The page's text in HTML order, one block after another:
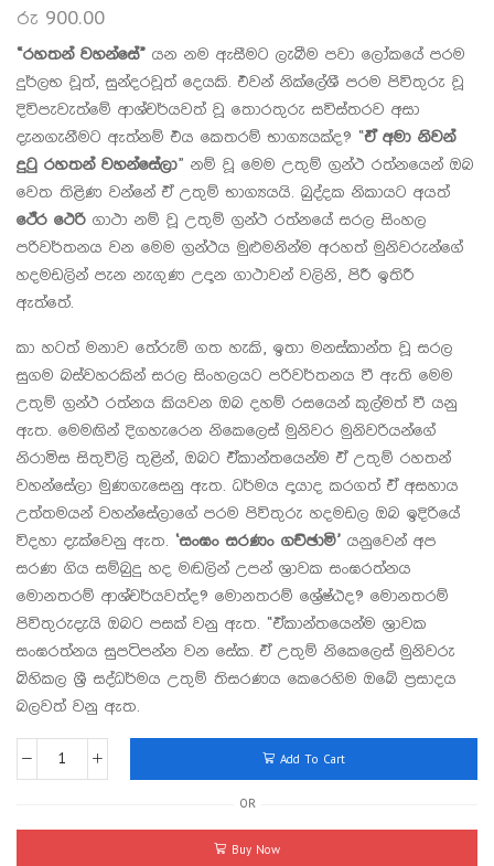
රු 900.00
“රහතන් වහන්සේ” යන නම ඇසීමට ලැබීම පවා ලෝකයේ පරම
දුර්ලභ වූත්, සුන්දරවූත් දෙයකි. එවන් නික්ලේශී පරම පිවිතුරු වූ
දිවිපැවැත්මේ ආශ්චර්යවත් වූ තොරතුරු සවිස්තරව අසා
දැනගැනීමට ඇත්නම් එය කෙතරම් භාග්‍යයක්ද? “ඒ අමා නිවන්
දුටු රහතන් වහන්සේලා” නම් වූ මෙම උතුම් ග්‍රන්ථ රත්නයෙන් ඔබ
වෙත තිළිණ වන්නේ ඒ උතුම් භාග්‍යයයි. ඛුද්දක නිකායට අයත්
ථේර ථෙරි ගාථා නම් වූ උතුම් ග්‍රන්ථ රත්නයේ සරල සිංහල
පරිවර්තනය වන මෙම ග්‍රන්ථය මුළුමනින්ම අරහත් මුනිවරුන්ගේ
හදමඩලින් පැන නැගුණ උදාන ගාථාවන් වලිනි, පිරී ඉතිරී
ඇත්තේ.
කා හටත් මනාව තේරුම් ගත හැකි, ඉතා මනස්කාන්ත වූ සරල
සුගම බස්වහරකින් සරල සිංහලයට පරිවර්තනය වී ඇති මෙම
උතුම් ග්‍රන්ථ රත්නය කියවන ඔබ දහම් රසයෙන් කුල්මත් වී යනු
ඇත. මෙමඟින් දිගහැරෙන නිකෙලෙස් මුනිවර මුනිවරියන්ගේ
නිරාමිස සිතුවිලි තුළින්, ඔබට ඒකාන්තයෙන්ම ඒ උතුම් රහතන්
වහන්සේලා මුණගැසෙනු ඇත. ධර්මය දායාද කරගත් ඒ අසහාය
උත්තමයන් වහන්සේලාගේ පරම පිවිතුරු හදමඩල ඔබ ඉදිරියේ
විදහා දැක්වෙනු ඇත. ‘සංඝං සරණං ගච්ඡාමි’ යනුවෙන් අප
සරණ ගිය සම්බුදු හද මඬලින් උපන් ශ්‍රාවක සංඝරත්නය
මොනතරම් ආශ්චර්යවත්ද? මොනතරම් ශ්‍රේෂ්ඨද? මොනතරම්
පිවිතුරුදැයි ඔබට පසක් වනු ඇත. “ඒකාන්තයෙන්ම ශ්‍රාවක
සංඝරත්නය සුපටිපන්න වන සේක. ඒ උතුම් නිකෙලෙස් මුනිවරු
බිහිකල ශ්‍රී සද්ධර්මය උතුම් තිසරණය කෙරෙහිම ඔබේ ප්‍රසාදය
බලවත් වනු ඇත.
Add To Cart
OR
Buy Now